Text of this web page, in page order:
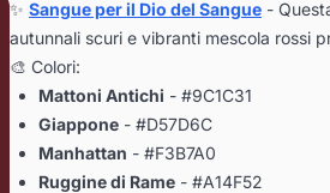
✨ Sangue per il Dio del Sangue -
autunnali scuri e vibranti mescola rossi
🎨 Colori:
Mattoni Antichi - #9C1C31
Giappone - #D57D6C
Manhattan - #F3B7A0
Ruggine di Rame - #A14F52